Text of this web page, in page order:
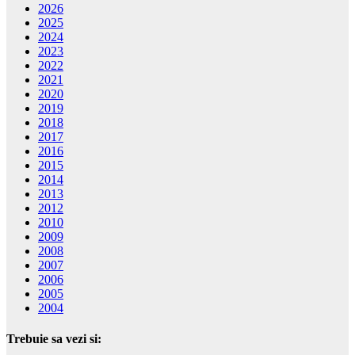
2026
2025
2024
2023
2022
2021
2020
2019
2018
2017
2016
2015
2014
2013
2012
2010
2009
2008
2007
2006
2005
2004
Trebuie sa vezi si: